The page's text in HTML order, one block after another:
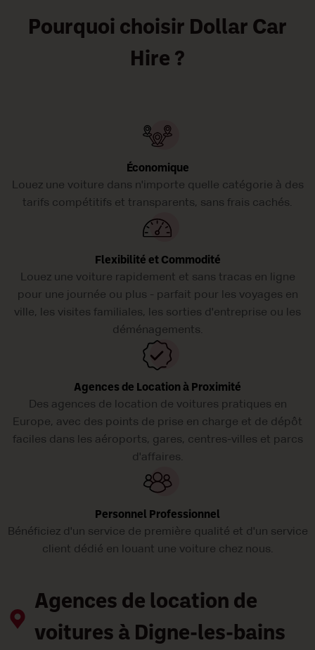
Pourquoi choisir Dollar Car
Hire ?
Économique
Louez une voiture dans n'importe quelle catégorie à des
tarifs compétitifs et transparents, sans frais cachés.
Flexibilité et Commodité
Louez une voiture rapidement et sans tracas en ligne
pour une journée ou plus - parfait pour les voyages en
ville, les visites familiales, les sorties d'entreprise ou les
déménagements.
Agences de Location à Proximité
Des agences de location de voitures pratiques en
Europe, avec des points de prise en charge et de dépôt
faciles dans les aéroports, gares, centres-villes et parcs
d'affaires.
Personnel Professionnel
Bénéficiez d'un service de première qualité et d'un service
client dédié en louant une voiture chez nous.
Agences de location de
voitures à Digne-les-bains